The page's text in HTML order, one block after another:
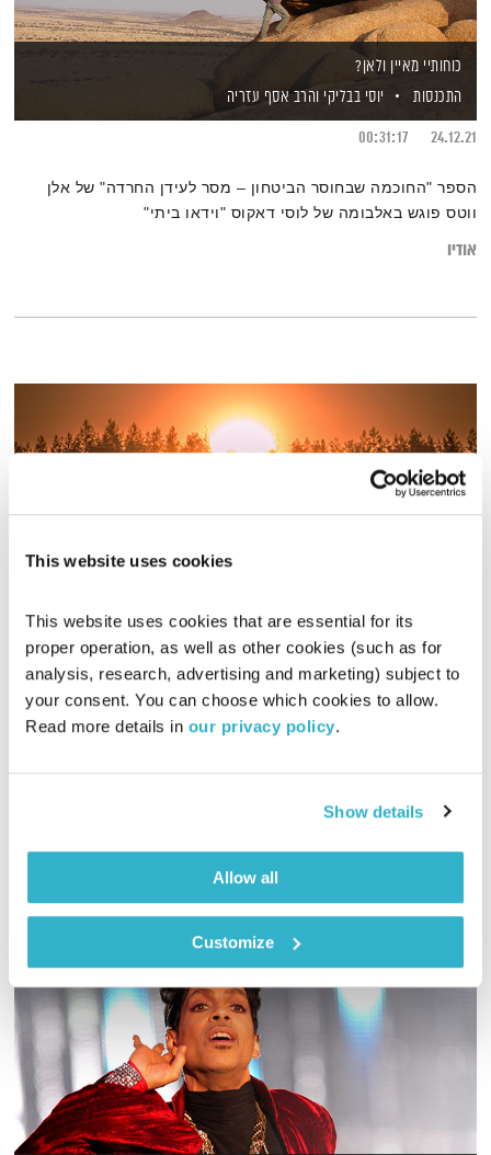
This website uses cookies
This website uses cookies that are essential for its
proper operation, as well as other cookies (such as for
analysis, research, advertising and marketing) subject to
your consent. You can choose which cookies to allow.
Read more details in our privacy policy.
Show details
Allow all
Customize
כוחותיי מאיין ולאן?
התכנסות
יוסי בבליקי והרב אסף עזריה
24.12.21
00:31:17
הספר "החוכמה שבחוסר הביטחון – מסר לעידן החרדה" של אלן
ווטס פוגש באלבומה של לוסי דאקוס "וידאו ביתי"
אודיו
כל יום מחדש
אמיר פרי
28.07.24
00:59:59